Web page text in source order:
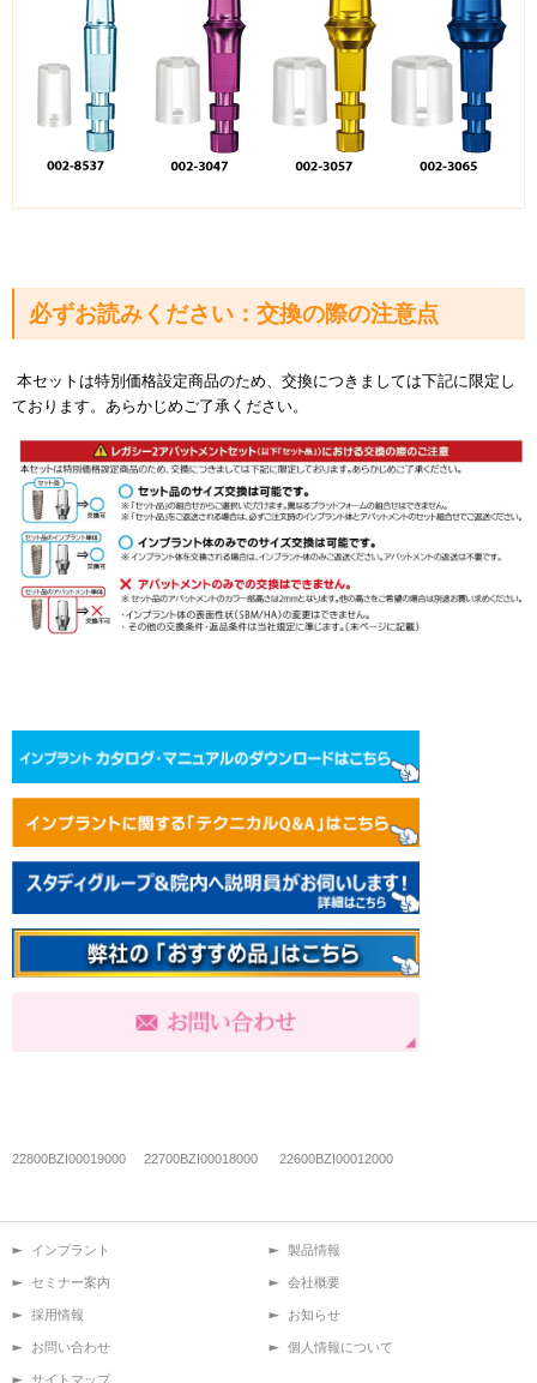
必ずお読みください：交換の際の注意点
本セットは特別価格設定商品のため、交換につきましては下記に限定し
ております。あらかじめご了承ください。
22800BZI00019000 22700BZI00018000 22600BZI00012000
インプラント 製品情報
セミナー案内 会社概要
採用情報 お知らせ
お問い合わせ 個人情報について
サイトマップ